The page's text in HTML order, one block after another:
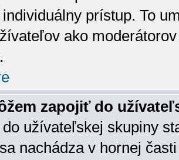
prístup. To
ako
zapojiť do
užívateľskej skupiny
nachádza v hornej